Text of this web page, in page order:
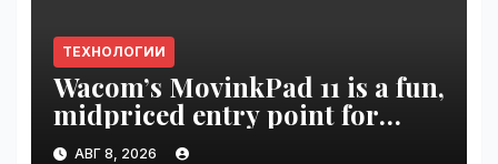
ТЕХНОЛОГИИ
Wacom’s MovinkPad 11 is a fun,
midpriced entry point for
digital artists | VseTime.ru
АВГ 8, 2026